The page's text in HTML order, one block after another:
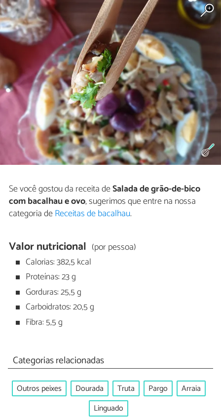
Se você gostou da receita deSalada de grão-de-bico
com bacalhau e ovo, sugerimos que entre na nossa
categoria deReceitas de bacalhau.
Valor nutricional (por pessoa)
Calorias: 382,5 kcal
Proteínas: 23 g
Gorduras: 25,5 g
Carboidratos: 20,5 g
Fibra: 5,5 g
Categorias relacionadas
Outros peixes Dourada Truta Pargo
Arraia
Linguado